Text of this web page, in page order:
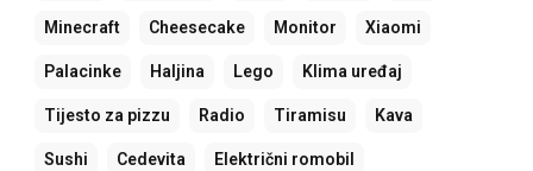
Minecraft Cheesecake Monitor Xiaomi
Palacinke Haljina Lego Klima uređaj
Tijesto za pizzu Radio Tiramisu Kava
Sushi Cedevita Električni romobil